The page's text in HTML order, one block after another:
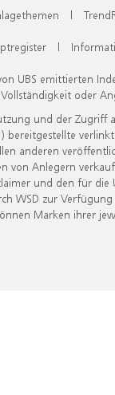
|
|
UBS emittierten
oder
und der Zugriff
anderen
Anlegern
und den für die
zur
Marken ihrer